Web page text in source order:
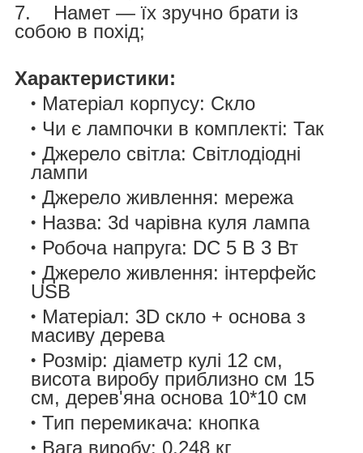
7.
Намет — їх зручно брати із
собою в похід;
Характеристики:
Матеріал корпусу: Скло
Чи є лампочки в комплекті: Так
Джерело світла: Світлодіодні
лампи
Джерело живлення: мережа
Назва: 3d чарівна куля лампа
Робоча напруга: DC 5 В 3 Вт
Джерело живлення: інтерфейс
USB
Матеріал: 3D скло + основа з
масиву дерева
Розмір: діаметр кулі 12 см,
висота виробу приблизно см 15
см, дерев'яна основа 10*10 см
Тип перемикача: кнопка
Вага виробу: 0,248 кг